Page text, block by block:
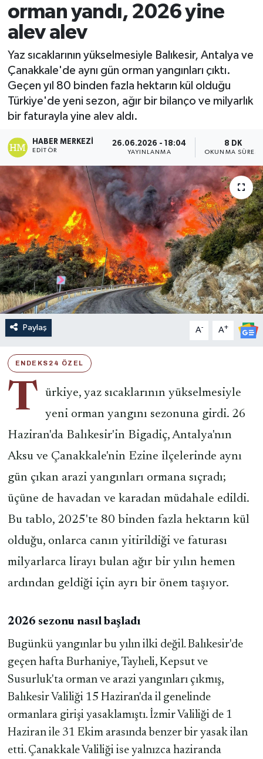
orman yandı, 2026 yine
alev alev
Yaz sıcaklarının yükselmesiyle Balıkesir, Antalya ve
Çanakkale'de aynı gün orman yangınları çıktı.
Geçen yıl 80 binden fazla hektarın kül olduğu
Türkiye'de yeni sezon, ağır bir bilanço ve milyarlık
bir faturayla yine alev aldı.
HABER MERKEZI
EDITÖR
26.06.2026 - 18:04
YAYINLANMA
8 DK
OKUNMA SÜRESI
Paylaş A- A+
ENDEKS24 ÖZEL
T
ürkiye, yaz sıcaklarının yükselmesiyle
yeni orman yangını sezonuna girdi. 26
Haziran'da Balıkesir'in Bigadiç, Antalya'nın
Aksu ve Çanakkale'nin Ezine ilçelerinde aynı
gün çıkan arazi yangınları ormana sıçradı;
üçüne de havadan ve karadan müdahale edildi.
Bu tablo, 2025'te 80 binden fazla hektarın kül
olduğu, onlarca canın yitirildiği ve faturası
milyarlarca lirayı bulan ağır bir yılın hemen
ardından geldiği için ayrı bir önem taşıyor.
2026 sezonu nasıl başladı
Bugünkü yangınlar bu yılın ilki değil. Balıkesir'de
geçen hafta Burhaniye, Taylıeli, Kepsut ve
Susurluk'ta orman ve arazi yangınları çıkmış,
Balıkesir Valiliği 15 Haziran'da il genelinde
ormanlara girişi yasaklamıştı. İzmir Valiliği de 1
Haziran ile 31 Ekim arasında benzer bir yasak ilan
etti. Çanakkale Valiliği ise yalnızca haziranda